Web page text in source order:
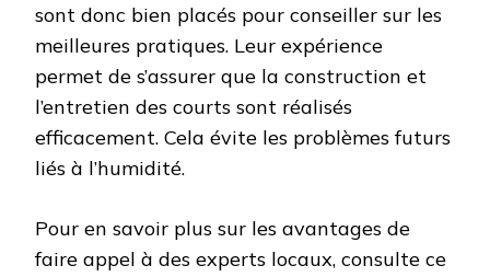
sont donc bien placés pour conseiller sur les
meilleures pratiques. Leur expérience
permet de s’assurer que la construction et
l’entretien des courts sont réalisés
efficacement. Cela évite les problèmes futurs
liés à l’humidité.
Pour en savoir plus sur les avantages de
faire appel à des experts locaux, consulte ce